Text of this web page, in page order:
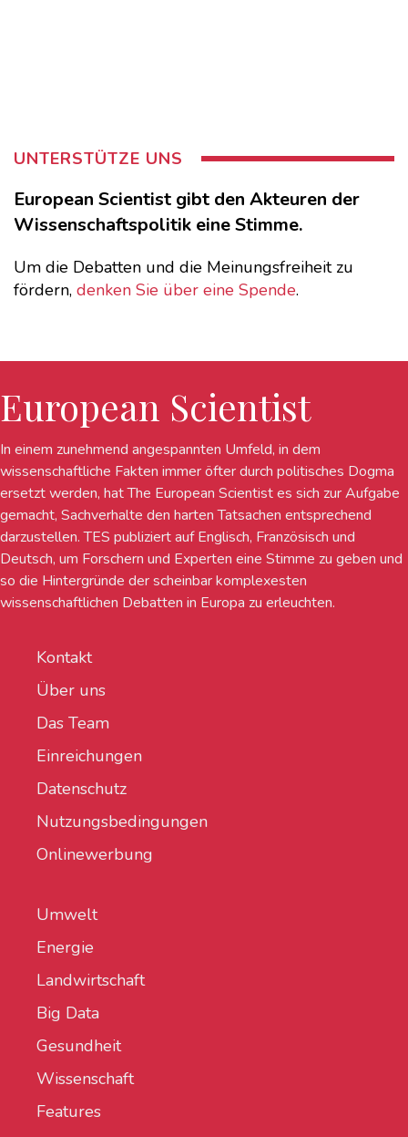
UNTERSTÜTZE UNS
European Scientist gibt den Akteuren der
Wissenschaftspolitik eine Stimme.
Um die Debatten und die Meinungsfreiheit zu
fördern, denken Sie über eine Spende.
European Scientist
In einem zunehmend angespannten Umfeld, in dem
wissenschaftliche Fakten immer öfter durch politisches Dogma
ersetzt werden, hat The European Scientist es sich zur Aufgabe
gemacht, Sachverhalte den harten Tatsachen entsprechend
darzustellen. TES publiziert auf Englisch, Französisch und
Deutsch, um Forschern und Experten eine Stimme zu geben und
so die Hintergründe der scheinbar komplexesten
wissenschaftlichen Debatten in Europa zu erleuchten.
Kontakt
Über uns
Das Team
Einreichungen
Datenschutz
Nutzungsbedingungen
Onlinewerbung
Umwelt
Energie
Landwirtschaft
Big Data
Gesundheit
Wissenschaft
Features